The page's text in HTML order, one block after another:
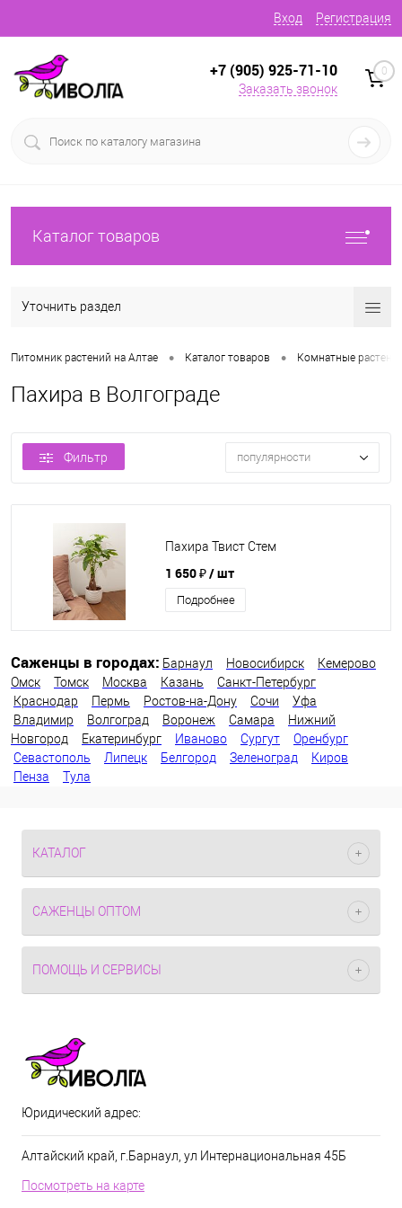
Вход Регистрация
+7 (905) 925-71-10
Заказать звонок
0
Каталог товаров
Уточнить раздел
Питомник растений на Алтае • Каталог товаров • Комнатные
Пахира в Волгограде
Фильтр популярности
Пахира Твист Стем
1 650 ₽/ шт
Подробнее
Саженцы в городах: Барнаул Новосибирск
Кемерово
Омск
Томск Москва Казань
Санкт-Петербург
Краснодар
Пермь Ростов-на-Дону Сочи
Уфа
Владимир
Волгоград Воронеж Самара
Нижний
Новгород
Екатеринбург Иваново Сургут
Оренбург
Севастополь
Липецк Белгород Зеленоград
Киров
Пенза
Тула
КАТАЛОГ
САЖЕНЦЫ ОПТОМ
ПОМОЩЬ И СЕРВИСЫ
Юридический адрес:
Алтайский край, г.Барнаул, ул Интернациональная 45Б
Посмотреть на карте